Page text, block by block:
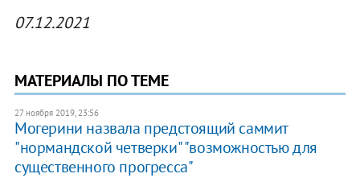
07.12.2021
МАТЕРИАЛЫ ПО ТЕМЕ
27 ноября 2019, 23:56
Могерини назвала предстоящий саммит
"нормандской четверки" "возможностью для
существенного прогресса"